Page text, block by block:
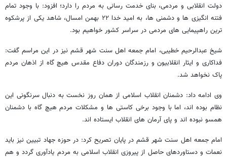
دولت انقلابی و مردمی، بنای خدمت رسانی به مردم را دارد؛ افزود: با وجود تمام
فتنه انگیزی ها و دشمنی ها، به امید خدا ۲۲ بهمن امسال، شاهد یکی از پرشکوه
ترین راهپیمایی های مردمی در سراسر کشور خواهیم بود.
شیخ عبدالرحیم خطیبی، امام جمعه اهل سنت شهر قشم نیز در این مراسم گفت:
فداکاری و ایثار انقلابیون و رزمندگان دوران دفاع مقدس هیچ گاه از اذهان مردم
پاک نخواهد شد.
وی ادامه داد: دشمنان انقلاب اسلامی از همان روز نخست به دنبال سرنگونی این
نظام بوده اند، اما با وجود برخی کاستی ها و مشکلات مردم هیچ گاه با دشمنان
همسو نبوده اند و پای آرمان های انقلاب ایستاده اند.
امام جمعه اهل سنت شهر قشم در پایان تصریح کرد: در حوزه جهاد تبیین نیز باید
نعمات و دستاوردهای حاصل از پیروزی انقلاب اسلامی به مردم یادآوری گردد و هم